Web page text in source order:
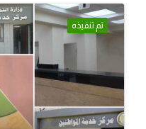
تم تنفيذه